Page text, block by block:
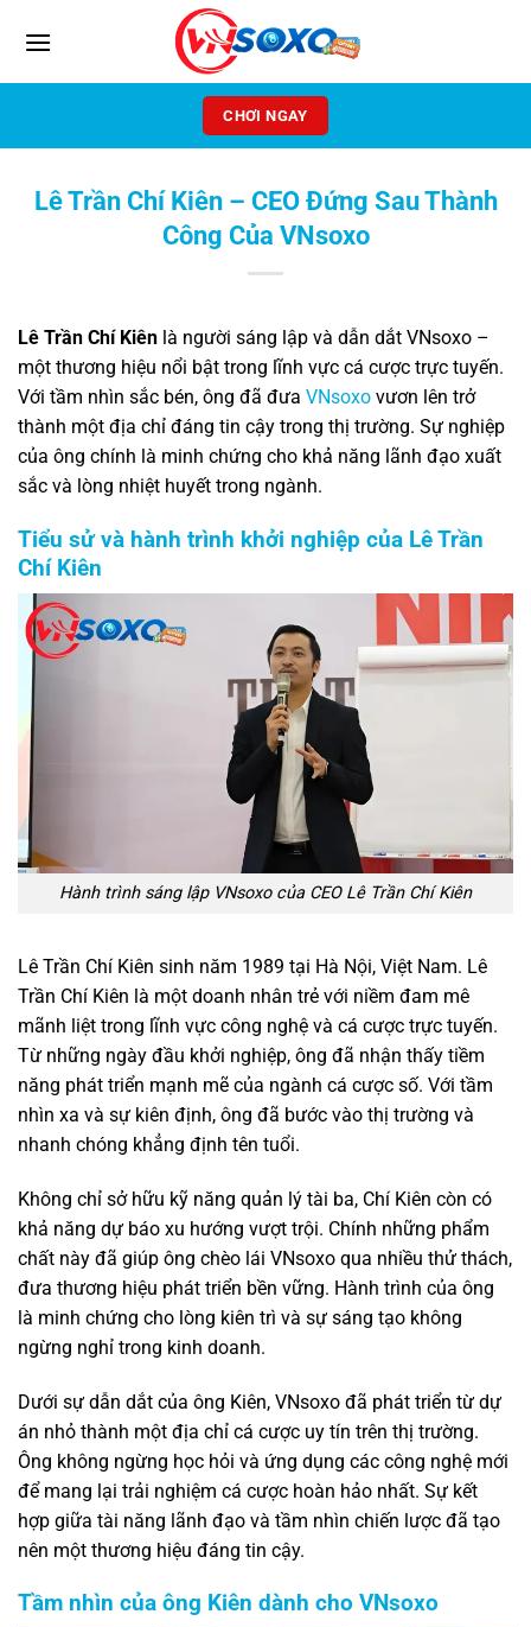
đến
CHƠI NGAY
Lê Trần Chí Kiên – CEO Đứng Sau Thành
Công Của VNsoxo
Lê Trần Chí Kiên là người sáng lập và dẫn dắt VNsoxo –
một thương hiệu nổi bật trong lĩnh vực cá cược trực tuyến.
Với tầm nhìn sắc bén, ông đã đưa VNsoxo vươn lên trở
thành một địa chỉ đáng tin cậy trong thị trường. Sự nghiệp
của ông chính là minh chứng cho khả năng lãnh đạo xuất
sắc và lòng nhiệt huyết trong ngành.
Tiểu sử và hành trình khởi nghiệp của Lê Trần
Chí Kiên
Hành trình sáng lập VNsoxo của CEO Lê Trần Chí Kiên
Lê Trần Chí Kiên sinh năm 1989 tại Hà Nội, Việt Nam. Lê
Trần Chí Kiên là một doanh nhân trẻ với niềm đam mê
mãnh liệt trong lĩnh vực công nghệ và cá cược trực tuyến.
Từ những ngày đầu khởi nghiệp, ông đã nhận thấy tiềm
năng phát triển mạnh mẽ của ngành cá cược số. Với tầm
nhìn xa và sự kiên định, ông đã bước vào thị trường và
nhanh chóng khẳng định tên tuổi.
Không chỉ sở hữu kỹ năng quản lý tài ba, Chí Kiên còn có
khả năng dự báo xu hướng vượt trội. Chính những phẩm
chất này đã giúp ông chèo lái VNsoxo qua nhiều thử thách,
đưa thương hiệu phát triển bền vững. Hành trình của ông
là minh chứng cho lòng kiên trì và sự sáng tạo không
ngừng nghỉ trong kinh doanh.
Dưới sự dẫn dắt của ông Kiên, VNsoxo đã phát triển từ dự
án nhỏ thành một địa chỉ cá cược uy tín trên thị trường.
Ông không ngừng học hỏi và ứng dụng các công nghệ mới
để mang lại trải nghiệm cá cược hoàn hảo nhất. Sự kết
hợp giữa tài năng lãnh đạo và tầm nhìn chiến lược đã tạo
nên một thương hiệu đáng tin cậy.
Tầm nhìn của ông Kiên dành cho VNsoxo